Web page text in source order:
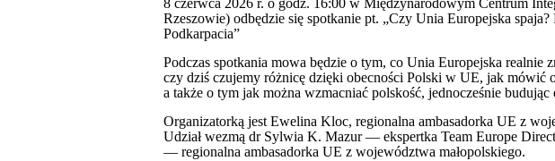
8 czerwca 2026 r. o godz. 16:00 w Międzynarodowym Centrum
Rzeszowie) odbędzie się spotkanie pt. „Czy Unia Europejska
Podkarpacia”
Podczas spotkania mowa będzie o tym, co Unia Europejska realnie
czy dziś czujemy różnicę dzięki obecności Polski w UE, jak mówić
a także o tym jak można wzmacniać polskość, jednocześnie budując
Organizatorką jest Ewelina Kloc, regionalna ambasadorka UE z
Udział wezmą dr Sylwia K. Mazur — ekspertka Team Europe
— regionalna ambasadorka UE z województwa małopolskiego.